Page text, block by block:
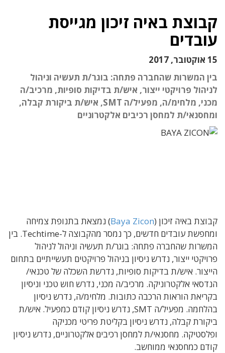
קבוצת באיה זיכון מגייסת
עובדים
15 אוקטובר, 2017
בין המשרות שהחברה פתחה: בוגר/ת תעשיה וניהול
לניהול פרויקטי ייצור, איש/ת בדיקות סופיות, מרכיב/ה
מכני, מלחימ/ה, מפעיל/ה SMT, איש/ת ביקורת קבלה,
ומחסנאי/ת למחסן רכיבים אלקטרוניים
קבוצת באיה זיכון (Baya Zicon) נמצאת בתנופת צמיחה
ומחפשת עובדים חדשים, כך נמסר מהקבוצה ל-Techtime. בין
המשרות שהחברה פתחה: בוגר/ת תעשיה וניהול לניהול
פרויקטי ייצור, נדרש ניסיון בניהול פרויקטים תעשייתיים בתחום
הייצור. איש/ת בדיקות סופיות, נדרשת השכלה של טכנאי/
הנדסאי אלקטרוניקה. מרכיב/ה מכני, נדרש חוש טכני וניסיון
בקריאת הוראות הרכבה כתובות. מלחימ/ה, נדרש ניסיון
בהלחמה. מפעיל/ה SMT,
נדרש ניסיון קודם כמפעיל. איש/ת
ביקורת קבלה, נדרש ניסיון בקליטת פריטי מכניקה
ופלסטיקה. מחסנאי/ת למחסן רכיבים אלקטרוניים, נדרש ניסיון
קודם כמחסנאי ממוחשב.